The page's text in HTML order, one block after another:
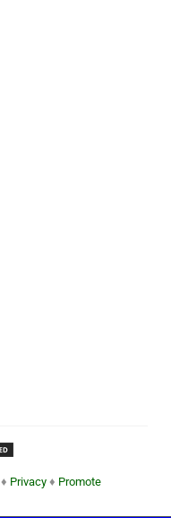
Privacy ♦ Promote